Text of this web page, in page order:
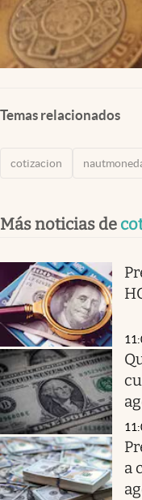
Temas relacionados
cotizacion
Más noticias de
a